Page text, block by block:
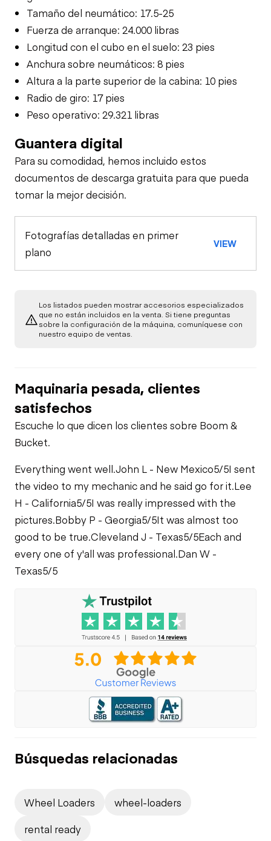
Tamaño del neumático: 17.5-25
Fuerza de arranque: 24.000 libras
Longitud con el cubo en el suelo: 23 pies
Anchura sobre neumáticos: 8 pies
Altura a la parte superior de la cabina: 10 pies
Radio de giro: 17 pies
Peso operativo: 29.321 libras
Guantera digital
Para su comodidad, hemos incluido estos
documentos de descarga gratuita para que pueda
tomar la mejor decisión.
Fotografías detalladas en primer
plano
VIEW
Los listados pueden mostrar accesorios especializados
que no están incluidos en la venta. Si tiene preguntas
sobre la configuración de la máquina, comuníquese con
nuestro equipo de ventas.
Maquinaria pesada, clientes
satisfechos
Escuche lo que dicen los clientes sobre Boom &
Bucket.
Everything went well.John L - New Mexico5/5I sent
the video to my mechanic and he said go for it.Lee
H - California5/5I was really impressed with the
pictures.Bobby P - Georgia5/5It was almost too
good to be true.Cleveland J - Texas5/5Each and
every one of y'all was professional.Dan W -
Texas5/5
Búsquedas relacionadas
Wheel Loaders
wheel-loaders
rental ready